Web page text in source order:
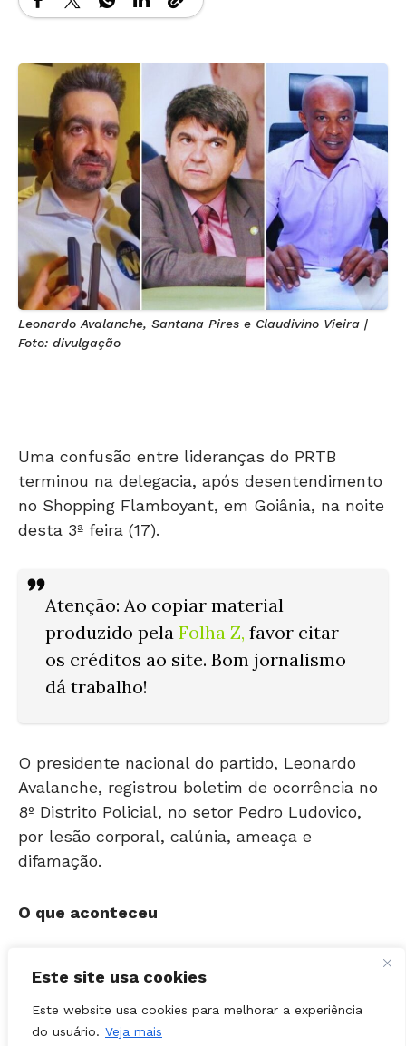
Este site usa cookies
Este website usa cookies para melhorar a experiência
do usuário. Veja mais
Leonardo Avalanche, Santana Pires e Claudivino Vieira |
Foto: divulgação
terminou na delegacia, após desentendimento
no Shopping Flamboyant, em Goiânia, na noite
desta 3ª feira (17).
produzido pelaFolha Z,favor citar
os créditos ao site. Bom jornalismo
dá trabalho!
Avalanche, registrou boletim de ocorrência no
8º Distrito Policial, no setor Pedro Ludovico,
por lesão corporal, calúnia, ameaça e
difamação.
ex-prefeito de Trindade e presidente estadual
do PMB, Ricardo Fortunato, e, em seguida,
encontrou-se com Chanter Lane, tesoureiro